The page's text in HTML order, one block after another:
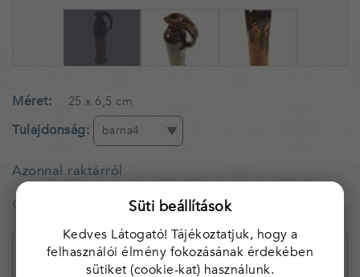
Méret 25 x 6,5 cm
Tulajdonság barna4
Azonnal raktárról
9 990 Ft Süti beállítások
Kedves Látogató! Tájékoztatjuk, hogy a
felhasználói élmény fokozásának érdekében
sütiket (cookie-kat) használunk.